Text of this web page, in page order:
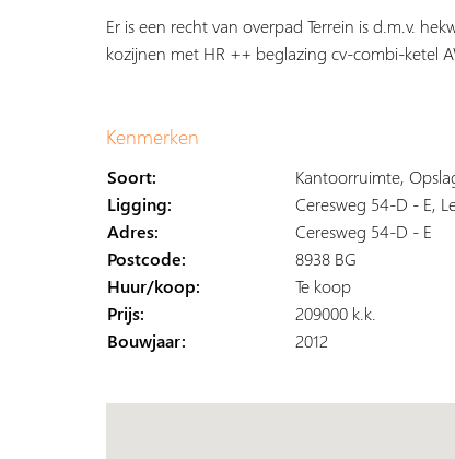
Er is een recht van overpad Terrein is d.m.v.
kozijnen met HR ++ beglazing cv-combi-ketel
Kenmerken
Soort:
Kantoorruimte,
Ligging:
Ceresweg 54-D - E,
Adres:
Ceresweg 54-D - E
Postcode:
8938 BG
Huur/koop:
Te koop
Prijs:
209000 k.k.
Bouwjaar:
2012